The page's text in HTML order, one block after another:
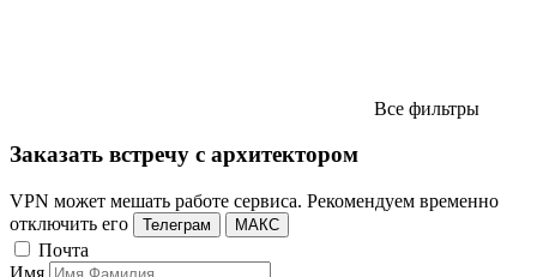
Все фильтры
Заказать встречу с архитектором
VPN может мешать работе сервиса. Рекомендуем временно
отключить его
Телеграм МАКС
Почта
Имя